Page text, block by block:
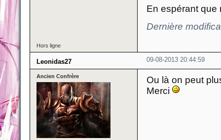
En espérant que
Dernière
Hors ligne
09-08-2013 20:44:59
Leonidas27
Ancien Confrère
Ou là on peut
Merci